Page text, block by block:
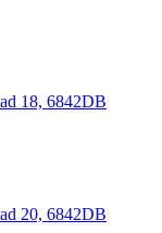
18, 6842DB
20, 6842DB